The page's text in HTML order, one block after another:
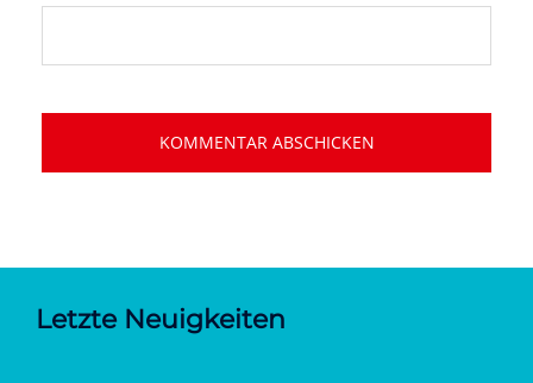
Letzte Neuigkeiten